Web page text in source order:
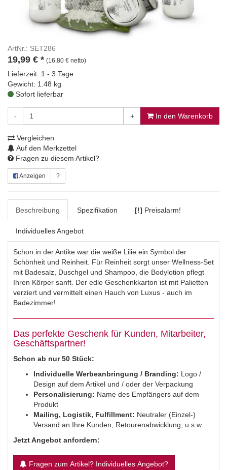
ArtNr.: SET286
19,99 € * (16,80 € netto)
Lieferzeit: 1 - 3 Tage
Gewicht: 1.48 kg
Sofort lieferbar
- + In den Warenkorb
Vergleichen
Auf den Merkzettel
Fragen zu diesem Artikel?
Anzeigen ?
Beschreibung Spezifikation [!] Preisalarm!
Individuelles Angebot
Schon in der Antike war die weiße Lilie ein Symbol der
Schönheit und Reinheit. Für Reinheit sorgt unser Wellness-Set
mit Badesalz, Duschgel und Shampoo, die Bodylotion pflegt
Ihren Körper sanft. Der edle Geschenkkarton ist mit Palietten
verziert und vermittelt einen Hauch von Luxus - auch im
Badezimmer!
Das perfekte Geschenk für Kunden, Mitarbeiter,
Geschäftspartner!
Schon ab nur 50 Stück:
Individuelle Werbeanbringung / Branding: Logo /
Design auf dem Artikel und / oder der Verpackung
Personalisierung: Name des Empfängers auf dem
Produkt
Mailing, Logistik, Fulfillment: Neutraler (Einzel-)
Versand an Ihre Kunden, Retourenabwicklung, u.s.w.
Jetzt Angebot anfordern:
Fragen zum Artikel? Individuelles Angebot?